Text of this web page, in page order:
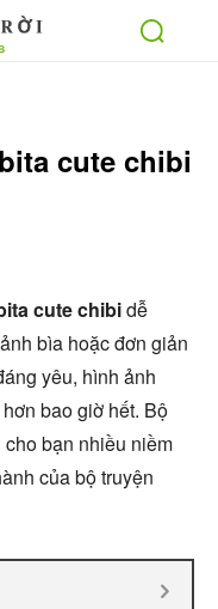
cute chibi
cute chibidễ
bìa hoặc đơn giản
yêu, hình ảnh
bao giờ hết. Bộ
bạn nhiều niềm
của bộ truyện